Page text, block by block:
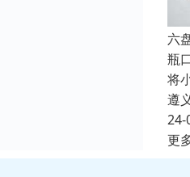
六
瓶
将
遵
24-
更